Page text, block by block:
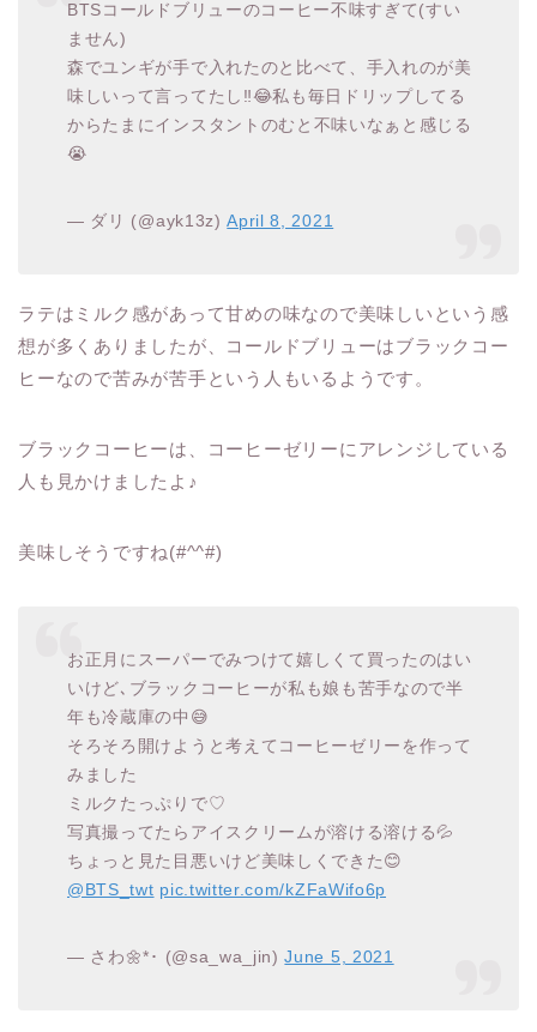
BTSコールドブリューのコーヒー不味すぎて(すい
ません)
森でユンギが手で入れたのと比べて、手入れのが美
味しいって言ってたし‼️😂私も毎日ドリップしてる
からたまにインスタントのむと不味いなぁと感じる
😭
— ダリ (@ayk13z)April 8, 2021
ラテはミルク感があって甘めの味なので美味しいという感
想が多くありましたが、コールドブリューはブラックコー
ヒーなので苦みが苦手という人もいるようです。
ブラックコーヒーは、コーヒーゼリーにアレンジしている
人も見かけましたよ♪
美味しそうですね(#^^#)
お正月にスーパーでみつけて嬉しくて買ったのはい
いけど､ブラックコーヒーが私も娘も苦手なので半
年も冷蔵庫の中😅
そろそろ開けようと考えてコーヒーゼリーを作って
みました
ミルクたっぷりで♡
写真撮ってたらアイスクリームが溶ける溶ける💦
ちょっと見た目悪いけど美味しくできた😊
@BTS_twt pic.twitter.com/kZFaWifo6p
— さわ🌼*･ (@sa_wa_jin)June 5, 2021